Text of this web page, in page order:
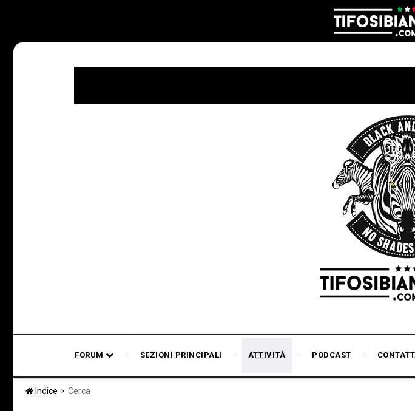
FORUM SEZIONI PRINCIPALI ATTIVITÀ PODCAST
Indice Cerca